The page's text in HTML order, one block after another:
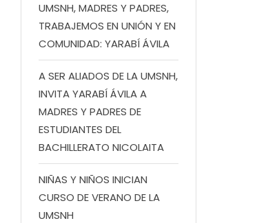
UMSNH, MADRES Y PADRES,
TRABAJEMOS EN UNIÓN Y EN
COMUNIDAD: YARABÍ ÁVILA
A SER ALIADOS DE LA UMSNH,
INVITA YARABÍ ÁVILA A
MADRES Y PADRES DE
ESTUDIANTES DEL
BACHILLERATO NICOLAITA
NIÑAS Y NIÑOS INICIAN
CURSO DE VERANO DE LA
UMSNH